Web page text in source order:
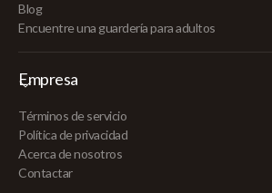
Blog
Encuentre una guardería para adultos
Empresa
Términos de servicio
Política de privacidad
Acerca de nosotros
Contactar